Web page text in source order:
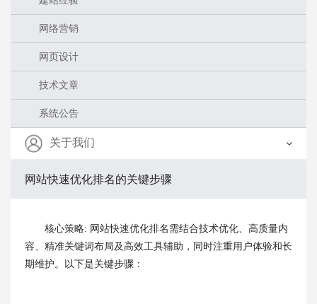
网络营销
网页设计
技术文章
系统公告
关于我们
网站快速优化排名的关键步骤
‌核心策略‌: 网站快速优化排名需结合技术优化、高质量内
容、精准关键词布局及高效工具辅助，同时注重用户体验和长
期维护。以下是关键步骤：‌